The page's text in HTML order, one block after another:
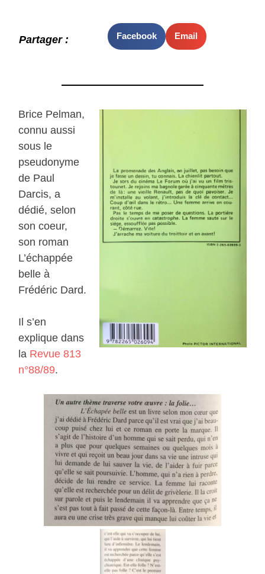
Partager : Facebook Email
Brice Pelman,
connu aussi
sous le
pseudonyme
de Paul
Darcis, a
dédié, selon
son coeur,
son roman
L’échappée
belle à
Frédéric Dard.
Il s’en
explique dans
la Revue 813
n°88/89.